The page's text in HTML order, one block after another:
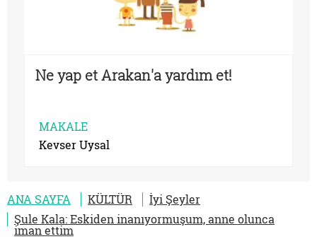
Ne yap et Arakan'a yardım et!
MAKALE
Kevser Uysal
ANA SAYFA KÜLTÜR
İyi Şeyler
Şule Kala: Eskiden inanıyormuşum, anne olunca
iman ettim